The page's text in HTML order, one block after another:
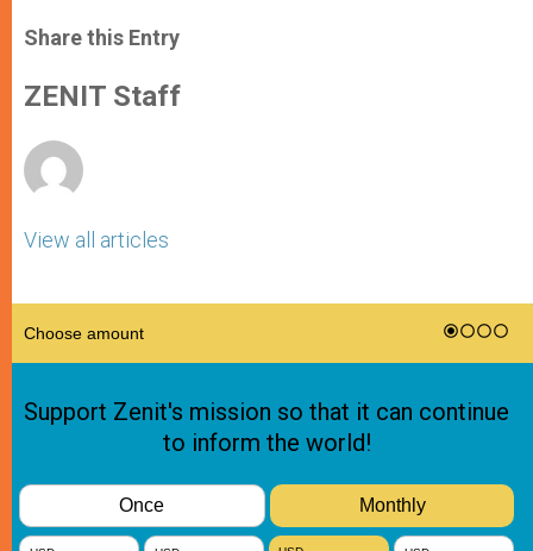
t
s
p
p
s
e
g
e
e
b
o
k
Share this Entry
ZENIT Staff
View all articles